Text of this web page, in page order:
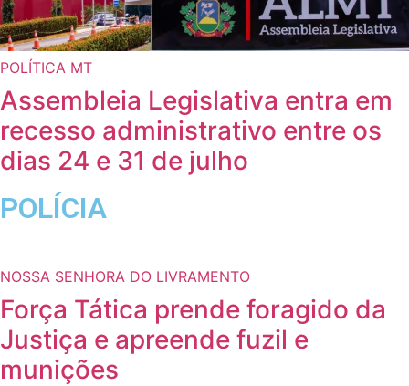
POLÍTICA MT
Assembleia Legislativa entra em
recesso administrativo entre os
dias 24 e 31 de julho
POLÍCIA
NOSSA SENHORA DO LIVRAMENTO
Força Tática prende foragido da
Justiça e apreende fuzil e
munições